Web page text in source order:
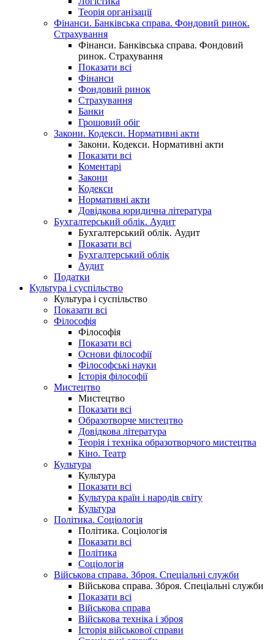
Теорія організації
Фінанси. Банківська справа. Фондовий ринок.
Страхування
Фінанси. Банківська справа. Фондовий
ринок. Страхування
Показати всі
Фінанси
Фондовий ринок
Страхування
Банки
Грошовий обіг
Закони. Кодекси. Нормативні акти
Закони. Кодекси. Нормативні акти
Показати всі
Коментарі
Закони
Кодекси
Нормативні акти
Довідкова юридична література
Бухгалтерський облік. Аудит
Бухгалтерський облік. Аудит
Показати всі
Бухгалтерський облік
Аудит
Податки
Культура і суспільство
Культура і суспільство
Показати всі
Філософія
Філософія
Показати всі
Основи філософії
Філософські науки
Історія філософії
Мистецтво
Мистецтво
Показати всі
Образотворче мистецтво
Довідкова література
Теорія і техніка образотворчого мистецтва
Кіно. Театр
Культура
Культура
Показати всі
Культура країн і народів світу
Культура
Політика. Соціологія
Політика. Соціологія
Показати всі
Політика
Соціологія
Військова справа. Зброя. Спеціальні служби
Військова справа. Зброя. Спеціальні служби
Показати всі
Військова справа
Військова техніка і зброя
Історія військової справи